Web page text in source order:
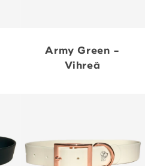
Army Green -
Vihreä